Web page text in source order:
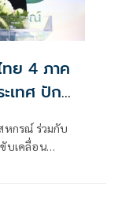
ย 4 ภาค
หกรณ์ ร่วมกับ
บเคลื่อน